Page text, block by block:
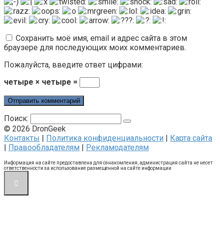
Сохранить моё имя, email и адрес сайта в этом
браузере для последующих моих комментариев.
Пожалуйста, введите ответ цифрами:
четыре × четыре =
Поиск:
© 2026 DronGeek
Контакты | Политика конфиденциальности | Карта сайта
| Правообладателям | Рекламодателям
Информация на сайте предоставлена для ознакомления, администрация сайта не несет
ответственности за использование размещенной на сайте информации